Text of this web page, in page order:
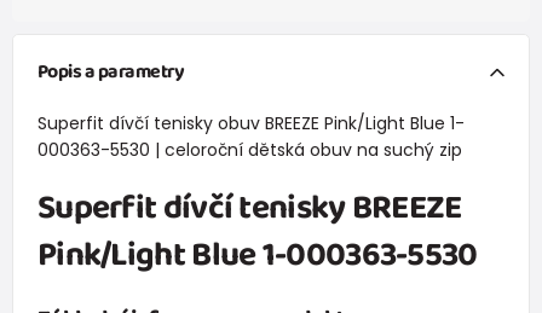
Popis a parametry
Superfit dívčí tenisky obuv BREEZE Pink/Light Blue 1-
000363-5530 | celoroční dětská obuv na suchý zip
Superfit dívčí tenisky BREEZE
Pink/Light Blue 1-000363-5530